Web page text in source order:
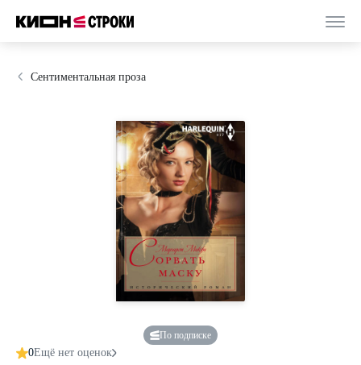
Сентиментальная проза
По подписке
0Ещё нет оценок